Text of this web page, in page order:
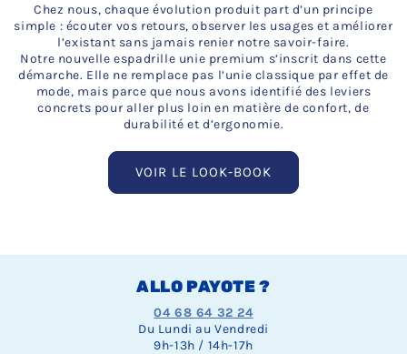
Chez nous, chaque évolution produit part d’un principe
simple : écouter vos retours, observer les usages et améliorer
l’existant sans jamais renier notre savoir-faire.
Notre nouvelle espadrille unie premium s’inscrit dans cette
démarche. Elle ne remplace pas l’unie classique par effet de
mode, mais parce que nous avons identifié des leviers
concrets pour aller plus loin en matière de confort, de
durabilité et d’ergonomie.
VOIR LE LOOK-BOOK
ALLO PAYOTE ?
04 68 64 32 24
Du Lundi au Vendredi
9h-13h / 14h-17h